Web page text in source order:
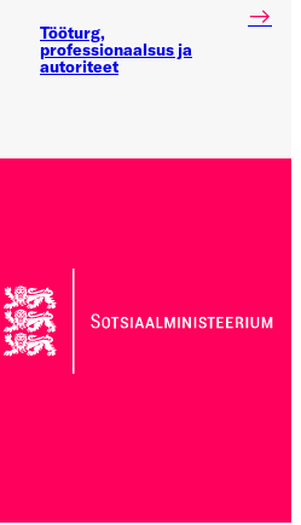
Tööturg,
professionaalsus ja
autoriteet
→